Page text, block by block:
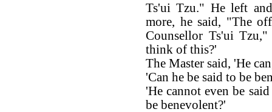
Ts'ui Tzu." He left
more, he said, "The
Counsellor Ts'ui
think of this?'
The Master said, 'He
'Can he be said to be
'He cannot even be
be benevolent?'